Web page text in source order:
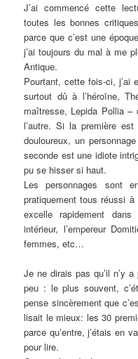
J’ai commencé cette
toutes les bonnes
parce que c’est une
j’ai toujours du mal à me
Antique.
Pourtant, cette fois-ci, j’ai
surtout dû à l’héroïne,
maîtresse, Lepida Pollia –
l’autre. Si la première
douloureux, un
seconde est une idiote
pu se hisser si haut.
Les personnages sont
pratiquement tous réussi
excelle rapidement
intérieur, l’empereur
femmes, etc…
Je ne dirais pas qu’il n’y
peu : le plus souvent,
pense sincèrement que
lisait le mieux: les 30
parce qu’entre, j’étais en
pour lire.